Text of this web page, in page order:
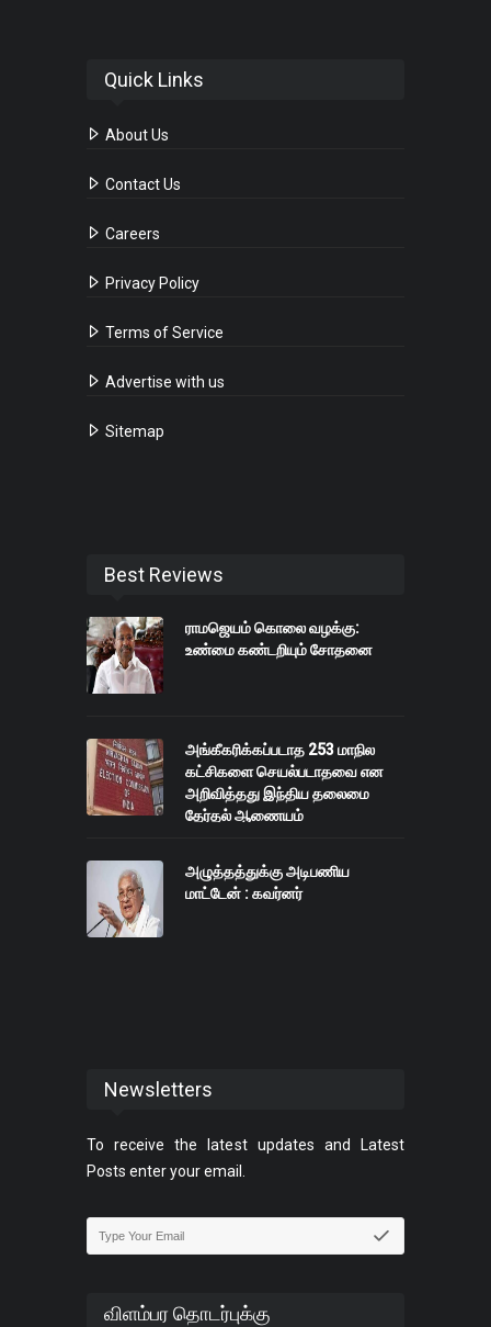
Quick Links
About Us
Contact Us
Careers
Privacy Policy
Terms of Service
Advertise with us
Sitemap
Best Reviews
ராமஜெயம் கொலை வழக்கு:
உண்மை கண்டறியும் சோதனை
அங்கீகரிக்கப்படாத 253 மாநில
கட்சிகளை செயல்படாதவை என
அறிவித்தது இந்திய தலைமை
தேர்தல் ஆணையம்
அழுத்தத்துக்கு அடிபணிய
மாட்டேன் : கவர்னர்
Newsletters
To receive the latest updates and Latest
Posts enter your email.
விளம்பர தொடர்புக்கு